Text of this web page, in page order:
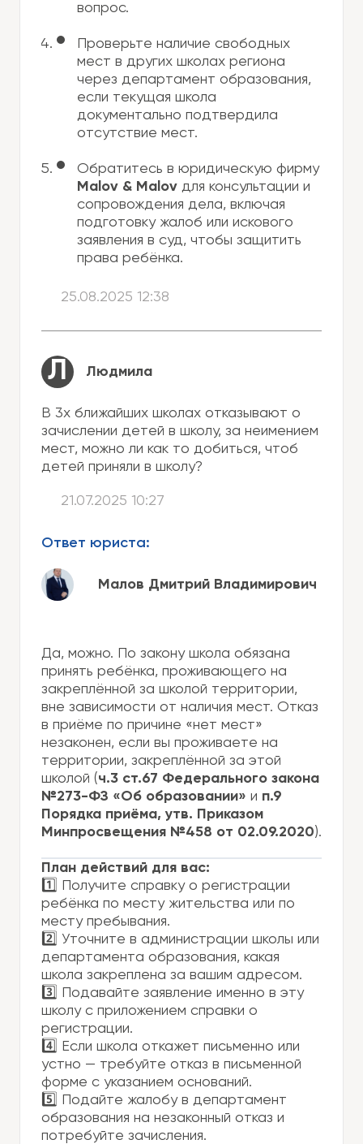
вопрос.
Проверьте наличие свободных
мест в других школах региона
через департамент образования,
если текущая школа
документально подтвердила
отсутствие мест.
Обратитесь в юридическую фирму
Malov & Malov для консультации и
сопровождения дела, включая
подготовку жалоб или искового
заявления в суд, чтобы защитить
права ребёнка.
25.08.2025 12:38
Л Людмила
В 3х ближайших школах отказывают о
зачислении детей в школу, за неимением
мест, можно ли как то добиться, чтоб
детей приняли в школу?
21.07.2025 10:27
Ответ юриста:
Малов Дмитрий Владимирович
Да, можно. По закону школа обязана
принять ребёнка, проживающего на
закреплённой за школой территории,
вне зависимости от наличия мест. Отказ
в приёме по причине «нет мест»
незаконен, если вы проживаете на
территории, закреплённой за этой
школой (ч.3 ст.67 Федерального закона
№273-ФЗ «Об образовании» и п.9
Порядка приёма, утв. Приказом
Минпросвещения №458 от 02.09.2020).
План действий для вас:
1️⃣ Получите справку о регистрации
ребёнка по месту жительства или по
месту пребывания.
2️⃣ Уточните в администрации школы или
департамента образования, какая
школа закреплена за вашим адресом.
3️⃣ Подавайте заявление именно в эту
школу с приложением справки о
регистрации.
4️⃣ Если школа откажет письменно или
устно — требуйте отказ в письменной
форме с указанием оснований.
5️⃣ Подайте жалобу в департамент
образования на незаконный отказ и
потребуйте зачисления.